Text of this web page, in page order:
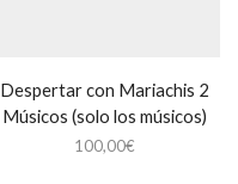
Despertar con Mariachis 2
Músicos (solo los músicos)
100,00€